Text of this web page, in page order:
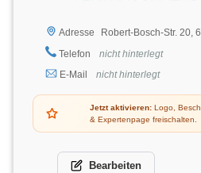
Adresse
Robert-Bosch-Str. 20,
Telefon
nicht hinterlegt
E-Mail
nicht hinterlegt
Jetzt aktivieren: Logo,
& Expertenpage freischalten.
Bearbeiten